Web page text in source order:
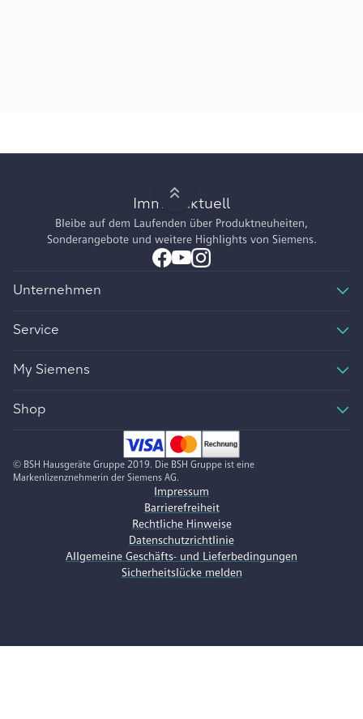
Immer aktuell
Bleibe auf dem Laufenden über Produktneuheiten,
Sonderangebote und weitere Highlights von Siemens.
Unternehmen
Service
My Siemens
Shop
© BSH Hausgeräte Gruppe 2019. Die BSH Gruppe ist eine
Markenlizenznehmerin der Siemens AG.
Impressum
Barrierefreiheit
Rechtliche Hinweise
Datenschutzrichtlinie
Allgemeine Geschäfts- und Lieferbedingungen
Sicherheitslücke melden